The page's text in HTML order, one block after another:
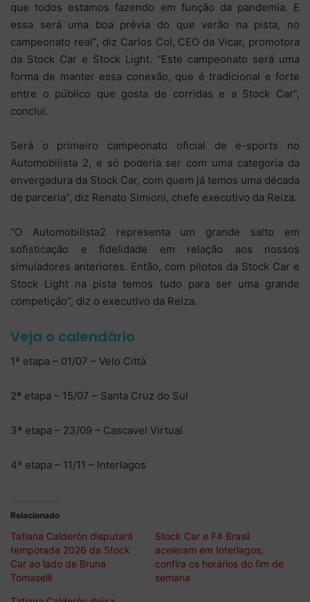
que todos estamos fazendo em função da pandemia. E
essa será uma boa prévia do que verão na pista, no
campeonato real”, diz Carlos Col, CEO da Vicar, promotora
da Stock Car e Stock Light. “Este campeonato será uma
forma de manter essa conexão, que é tradicional e forte
entre o público que gosta de corridas e a Stock Car”,
conclui.
Será o primeiro campeonato oficial de e-sports no
Automobilista 2, e só poderia ser com uma categoria da
envergadura da Stock Car, com quem já temos uma década
de parceria”, diz Renato Simioni, chefe executivo da Reiza.
“O Automobilista2 representa um grande salto em
sofisticação e fidelidade em relação aos nossos
simuladores anteriores. Então, com pilotos da Stock Car e
Stock Light na pista temos tudo para ser uma grande
competição”, diz o executivo da Reiza.
Veja o calendário
1ª etapa – 01/07 – Velo Città
2ª etapa – 15/07 – Santa Cruz do Sul
3ª etapa – 23/09 – Cascavel Virtual
4ª etapa – 11/11 – Interlagos
Relacionado
Tatiana Calderón disputará
temporada 2026 da Stock
Car ao lado de Bruna
Tomaselli
Stock Car e F4 Brasil
aceleram em Interlagos;
confira os horários do fim de
semana